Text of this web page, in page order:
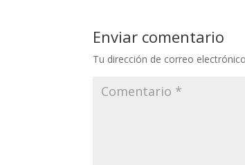
Enviar comentario
Tu dirección de correo